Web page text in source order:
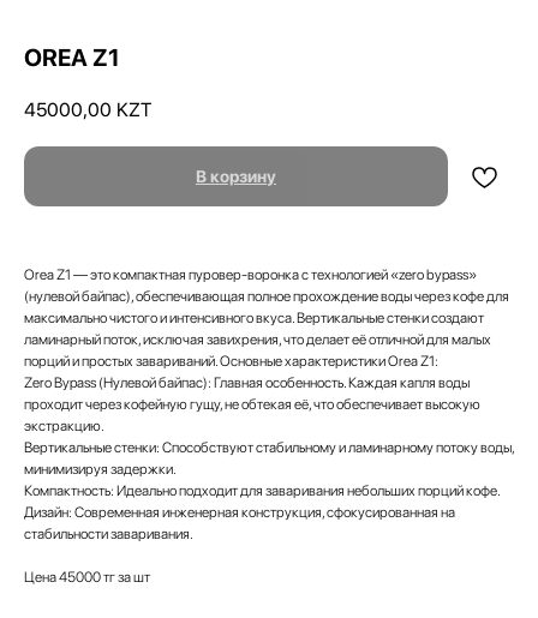
OREA Z1
45000,00 KZT
В корзину
Orea Z1 — это компактная пуровер-воронка с технологией «zero bypass»
(нулевой байпас), обеспечивающая полное прохождение воды через кофе для
максимально чистого и интенсивного вкуса. Вертикальные стенки создают
ламинарный поток, исключая завихрения, что делает её отличной для малых
порций и простых завариваний. Основные характеристики Orea Z1:
Zero Bypass (Нулевой байпас): Главная особенность. Каждая капля воды
проходит через кофейную гущу, не обтекая её, что обеспечивает высокую
экстракцию.
Вертикальные стенки: Способствуют стабильному и ламинарному потоку воды,
минимизируя задержки.
Компактность: Идеально подходит для заваривания небольших порций кофе.
Дизайн: Современная инженерная конструкция, сфокусированная на
стабильности заваривания.
Цена 45000 тг за шт